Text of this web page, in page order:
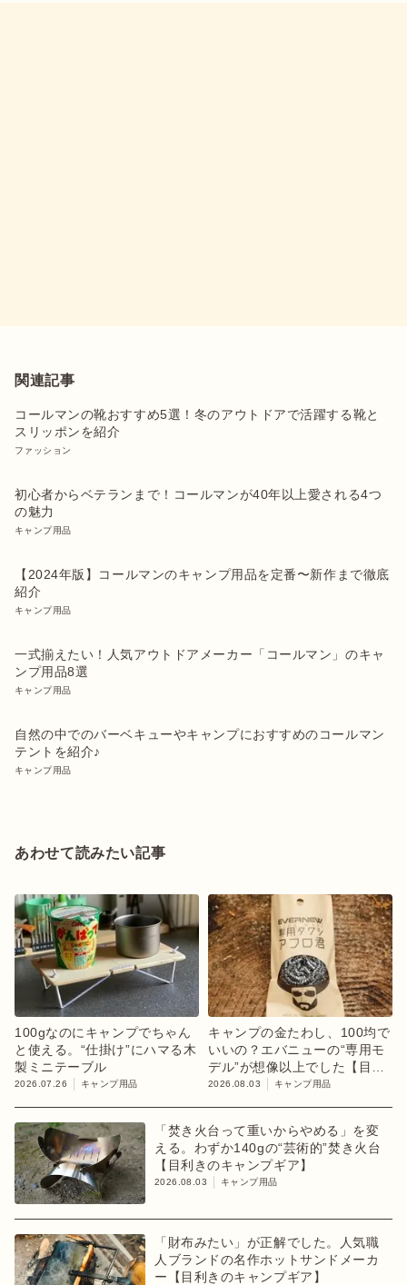
関連記事
コールマンの靴おすすめ5選！冬のアウトドアで活躍する靴と
スリッポンを紹介
ファッション
初心者からベテランまで！コールマンが40年以上愛される4つ
の魅力
キャンプ用品
【2024年版】コールマンのキャンプ用品を定番〜新作まで徹底
紹介
キャンプ用品
一式揃えたい！人気アウトドアメーカー「コールマン」のキャ
ンプ用品8選
キャンプ用品
自然の中でのバーベキューやキャンプにおすすめのコールマン
テントを紹介♪
キャンプ用品
あわせて読みたい記事
100gなのにキャンプでちゃん
と使える。“仕掛け”にハマる木
製ミニテーブル
2026.07.26 キャンプ用品
キャンプの金たわし、100均で
いいの？エバニューの“専用モ
デル”が想像以上でした【目利
きのキャンプギア】
2026.08.03 キャンプ用品
「焚き火台って重いからやめる」を変
える。わずか140gの“芸術的”焚き火台
【目利きのキャンプギア】
2026.08.03 キャンプ用品
「財布みたい」が正解でした。人気職
人ブランドの名作ホットサンドメーカ
ー【目利きのキャンプギア】